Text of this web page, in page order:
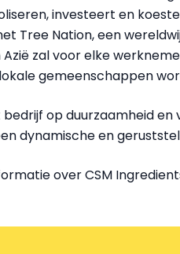
investeert en
Tree Nation, een
Azië zal voor elke
gemeenschappen
bedrijf op duurzaamheid
dynamische en
over CSM